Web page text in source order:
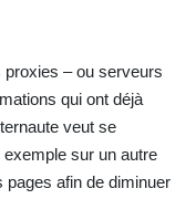
proxies – ou serveurs
qui ont déjà
veut se
sur un autre
afin de diminuer